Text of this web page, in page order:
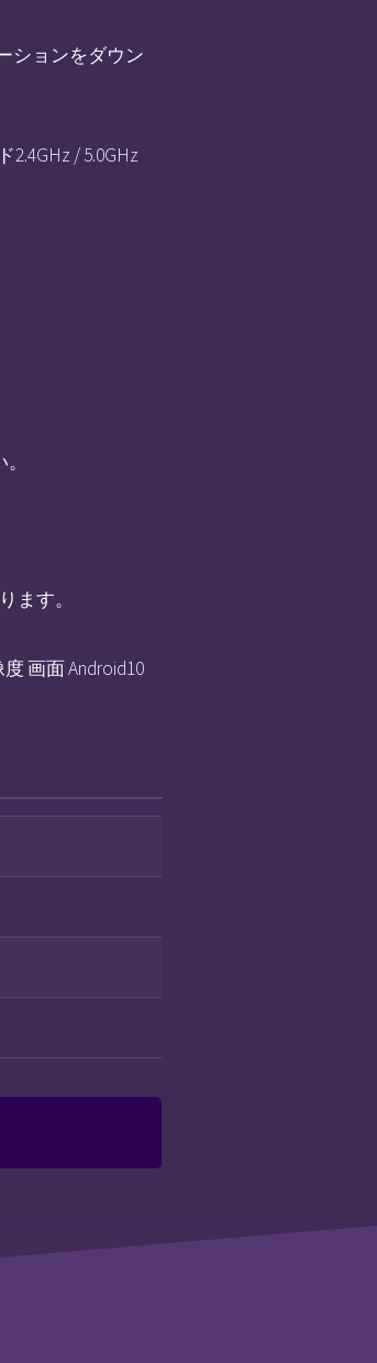
ションをダウン
/ 5.0GHz
ます。
度 画面 Android10